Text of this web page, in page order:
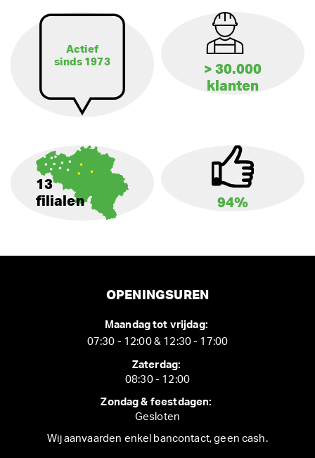
Actief
sinds 1973
> 30.000
klanten
13
filialen
94%
OPENINGSUREN
Maandag tot vrijdag:
07:30 - 12:00 & 12:30 - 17:00
Zaterdag:
08:30 - 12:00
Zondag & feestdagen:
Gesloten
Wij aanvaarden enkel bancontact, geen cash.